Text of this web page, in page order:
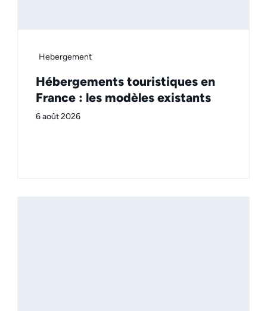
Hebergement
Hébergements touristiques en
France : les modèles existants
6 août 2026